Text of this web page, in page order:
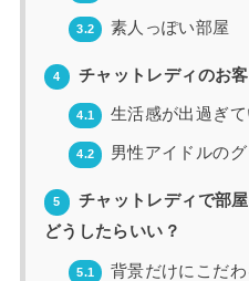
3.2 素人っぽい部屋
4 チャットレディのお
4.1 生活感が出過ぎ
4.2 男性アイドルの
5
チャットレディで部
どうしたらいい？
5.1 背景だけにこだわ